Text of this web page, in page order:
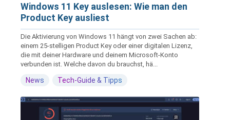
Windows 11 Key auslesen: Wie man den
Product Key ausliest
Die Aktivierung von Windows 11 hängt von zwei Sachen ab:
einem 25-stelligen Product Key oder einer digitalen Lizenz,
die mit deiner Hardware und deinem Microsoft-Konto
verbunden ist. Welche davon du brauchst, hä...
News Tech-Guide & Tipps